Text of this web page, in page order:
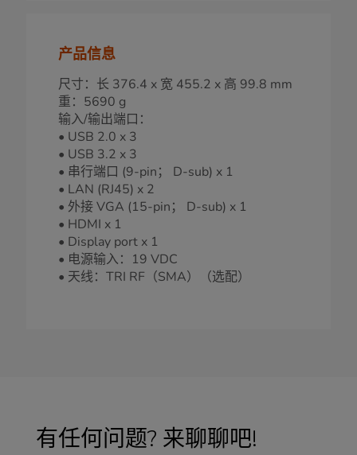
产品信息
尺寸：长 376.4 x 宽 455.2 x 高 99.8 mm
重：5690 g
输入/输出端口：
• USB 2.0 x 3
• USB 3.2 x 3
• 串行端口 (9-pin； D-sub) x 1
• LAN (RJ45) x 2
• 外接 VGA (15-pin； D-sub) x 1
• HDMI x 1
• Display port x 1
• 电源输入：19 VDC
• 天线：TRI RF（SMA）（选配）
有任何问题? 来聊聊吧!